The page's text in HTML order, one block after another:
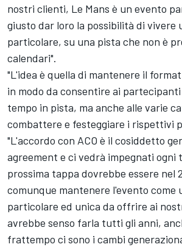
nostri clienti, Le Mans è un evento
giusto dar loro la possibilità di vivere
particolare, su una pista che non è
calendari".
"L'idea è quella di mantenere il
in modo da consentire ai
tempo in pista, ma anche alle varie
combattere e festeggiare i rispettivi
"L'accordo con ACO è il cosiddetto
agreement e ci vedrà impegnati ogni
prossima tappa dovrebbe essere nel
comunque mantenere l'evento come
particolare ed unica da offrire ai
avrebbe senso farla tutti gli anni,
frattempo ci sono i cambi